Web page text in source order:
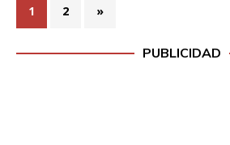
1 2 »
PUBLICIDAD